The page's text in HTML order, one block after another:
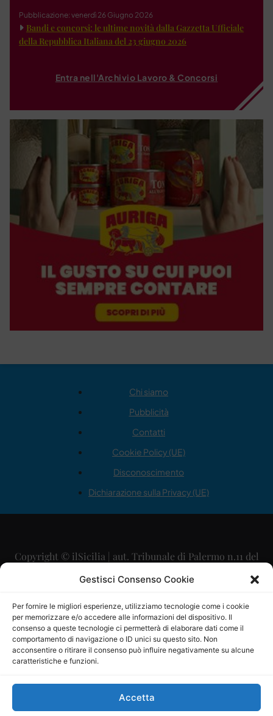
Gestisci Consenso Cookie
Per fornire le migliori esperienze, utilizziamo tecnologie come i cookie
per memorizzare e/o accedere alle informazioni del dispositivo. Il
consenso a queste tecnologie ci permetterà di elaborare dati come il
comportamento di navigazione o ID unici su questo sito. Non
acconsentire o ritirare il consenso può influire negativamente su alcune
caratteristiche e funzioni.
Accetta
Pubblicazione: venerdì 26 Giugno 2026
Bandi e concorsi: le ultime novità dalla Gazzetta Ufficiale
della Repubblica Italiana del 23 giugno 2026
Entra nell'Archivio Lavoro & Concorsi
Chi siamo
Pubblicità
Contatti
Cookie Policy (UE)
Disconoscimento
Dichiarazione sulla Privacy (UE)
Copyright © ilSicilia | aut. Tribunale di Palermo n.11 del
29/09/2015
Direttore Editoriale: Maurizio Scaglione
Direttore Responsabile: Maria Calabrese
P.IVA: 06334930820
Mercurio Comunicazione Società Cooperativa a r.l. è